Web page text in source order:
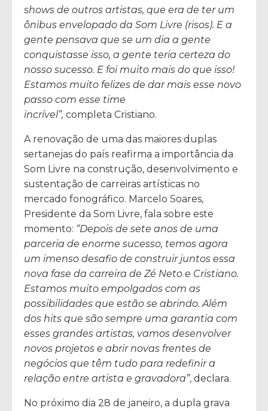
shows de outros artistas, que era de ter um
ônibus envelopado da Som Livre (risos). E a
gente pensava que se um dia a gente
conquistasse isso, a gente teria certeza do
nosso sucesso. E foi muito mais do que isso!
Estamos muito felizes de dar mais esse novo
passo com esse time
incrível”, completa Cristiano.
A renovação de uma das maiores duplas
sertanejas do país reafirma a importância da
Som Livre na construção, desenvolvimento e
sustentação de carreiras artísticas no
mercado fonográfico. Marcelo Soares,
Presidente da Som Livre, fala sobre este
momento: “Depois de sete anos de uma
parceria de enorme sucesso, temos agora
um imenso desafio de construir juntos essa
nova fase da carreira de Zé Neto e Cristiano.
Estamos muito empolgados com as
possibilidades que estão se abrindo. Além
dos hits que são sempre uma garantia com
esses grandes artistas, vamos desenvolver
novos projetos e abrir novas frentes de
negócios que têm tudo para redefinir a
relação entre artista e gravadora”, declara.
No próximo dia 28 de janeiro, a dupla grava